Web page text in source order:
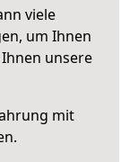
viele
um Ihnen
unsere
mit
.